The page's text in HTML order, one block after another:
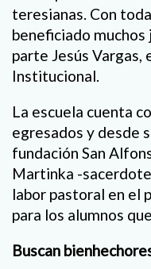
teresianas. Con
beneficiado muchos
parte Jesús
Institucional.
La escuela cuenta
egresados y desde
fundación San
Martinka -
labor pastoral en el
para los alumnos
Buscan